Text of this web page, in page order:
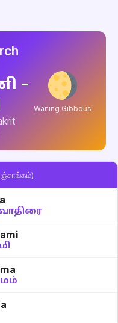
–
Waning Gibbous